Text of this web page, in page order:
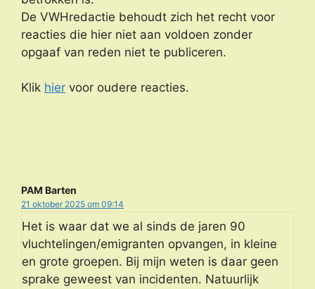
De VWHredactie behoudt zich het recht voor
reacties die hier niet aan voldoen zonder
opgaaf van reden niet te publiceren.
Klik hier voor oudere reacties.
PAM Barten
21 oktober 2025 om 09:14
Het is waar dat we al sinds de jaren 90
vluchtelingen/emigranten opvangen, in kleine
en grote groepen. Bij mijn weten is daar geen
sprake geweest van incidenten. Natuurlijk